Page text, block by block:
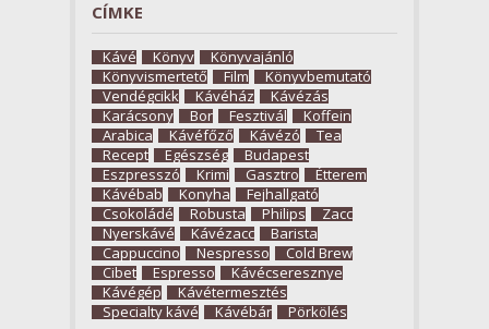
CÍMKE
Kávé Könyv
Könyvajánló
Könyvismertető
Film
Könyvbemutató
Vendégcikk
Kávéház
Kávézás
Karácsony
Bor Fesztivál
Koffein
Arabica
Kávéfőző Kávézó
Tea
Recept
Egészség
Budapest
Eszpresszó
Krimi Gasztro
Étterem
Kávébab
Konyha
Fejhallgató
Csokoládé
Robusta Philips
Zacc
Nyerskávé
Kávézacc
Barista
Cappuccino
Nespresso
Cold Brew
Cibet
Espresso
Kávécseresznye
Kávégép
Kávétermesztés
Specialty kávé
Kávébár Pörkölés